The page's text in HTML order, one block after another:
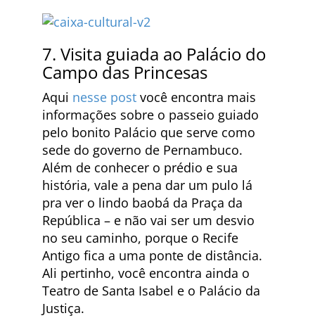
7. Visita guiada ao Palácio do
Campo das Princesas
Aqui nesse post você encontra mais
informações sobre o passeio guiado
pelo bonito Palácio que serve como
sede do governo de Pernambuco.
Além de conhecer o prédio e sua
história, vale a pena dar um pulo lá
pra ver o lindo baobá da Praça da
República – e não vai ser um desvio
no seu caminho, porque o Recife
Antigo fica a uma ponte de distância.
Ali pertinho, você encontra ainda o
Teatro de Santa Isabel e o Palácio da
Justiça.